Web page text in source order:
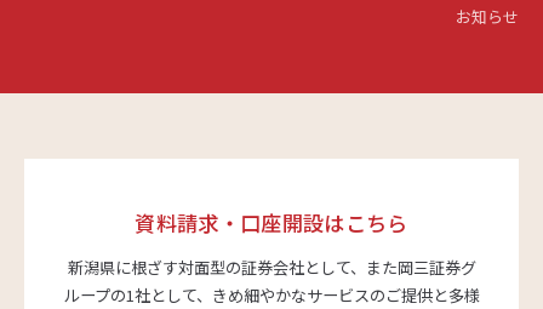
0120-03-4649
お知らせ
資料請求・口座開設はこちら
新潟県に根ざす対面型の証券会社として、また岡三証券グ
ループの1社として、 きめ細やかなサービスのご提供と多様